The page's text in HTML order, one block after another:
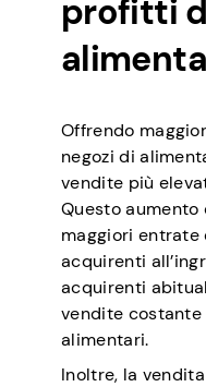
profitti
Offrendo
negozi di
vendite più
Questo
maggiori entrate
acquirenti
acquirenti
vendite costante
alimentari.
Inoltre, la